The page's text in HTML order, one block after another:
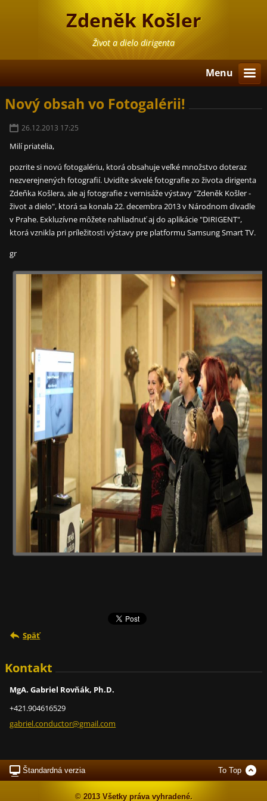
Zdeněk Košler
Život a dielo dirigenta
Menu
Nový obsah vo Fotogalérii!
26.12.2013 17:25
Milí priatelia,
pozrite si novú fotogalériu, ktorá obsahuje veľké množstvo doteraz
nezverejnených fotografií. Uvidíte skvelé fotografie zo života dirigenta
Zdeňka Košlera, ale aj fotografie z vernisáže výstavy "Zdeněk Košler -
život a dielo", ktorá sa konala 22. decembra 2013 v Národnom divadle
v Prahe. Exkluzívne môžete nahliadnuť aj do aplikácie "DIRIGENT",
ktorá vznikla pri príležitosti výstavy pre platformu Samsung Smart TV.
gr
Späť
Kontakt
MgA. Gabriel Rovňák, Ph.D.
+421.904616529
gabriel.conductor@gmail.com
Štandardná verzia To Top
© 2013 Všetky práva vyhradené.